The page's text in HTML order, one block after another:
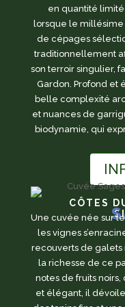
en quantité
lorsque le millésime
de cépages
traditionnellement
son terroir singulier,
Gardon. Profond et
belle complexité
et nuances de
biodynamie, qui
CÔTES
Une cuvée née sur
les vignes
recouverts de galets
la richesse de ce
notes de fruits
et élégant, il